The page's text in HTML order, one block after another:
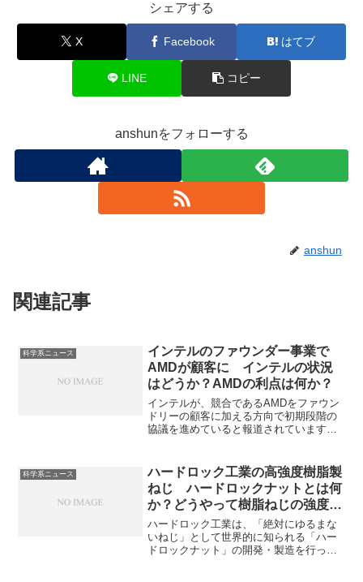
シェアする
X Facebook はてブ
LINE コピー
anshunをフォローする
anshun
関連記事
科学系ニュース
インテルのファウンダー事業で
AMDが顧客に インテルの状況
はどうか？AMDの利点は何か？
インテルが、競合であるAMDをファウン
ドリーの顧客に加える方向で初期段階の
協議を進めていると報道されています。
科学系ニュース
ハードロック工業の高強度樹脂製
ねじ ハードロックナットとは何
か？どうやって樹脂ねじの強度を
上げているのか？
ハードロック工業は、「絶対にゆるまな
いねじ」として世界的に知られる「ハー
ドロックナット」の開発・製造を行って